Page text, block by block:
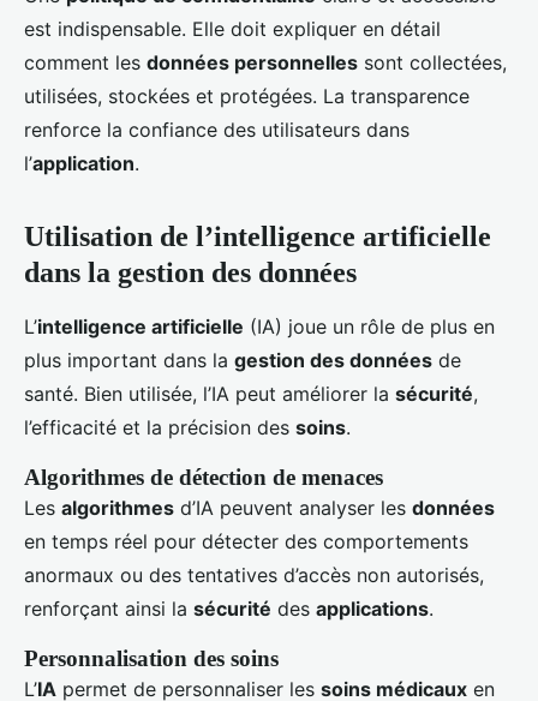
est indispensable. Elle doit expliquer en détail
comment les données personnelles sont collectées,
utilisées, stockées et protégées. La transparence
renforce la confiance des utilisateurs dans
l’application.
Utilisation de l’intelligence artificielle
dans la gestion des données
L’intelligence artificielle (IA) joue un rôle de plus en
plus important dans la gestion des données de
santé. Bien utilisée, l’IA peut améliorer la sécurité,
l’efficacité et la précision des soins.
Algorithmes de détection de menaces
Les algorithmes d’IA peuvent analyser les données
en temps réel pour détecter des comportements
anormaux ou des tentatives d’accès non autorisés,
renforçant ainsi la sécurité des applications.
Personnalisation des soins
L’IA permet de personnaliser les soins médicaux en